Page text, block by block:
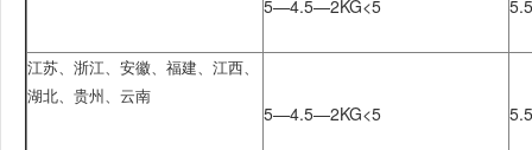
5—4.5—2KG<5
江苏、浙江、安徽、福建、江西、
湖北、贵州、云南
5—4.5—2KG<5